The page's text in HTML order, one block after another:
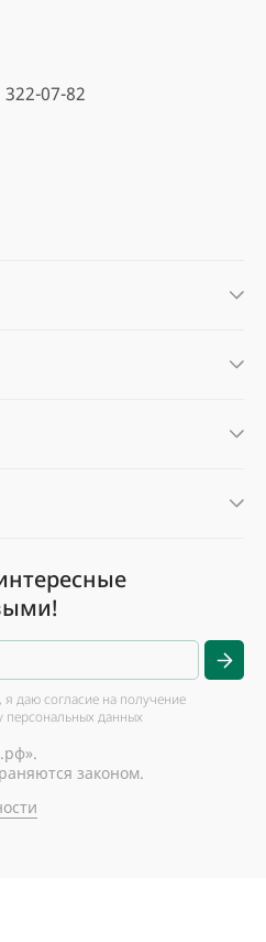
322-07-82
даю согласие на получение
персональных данных
законом.